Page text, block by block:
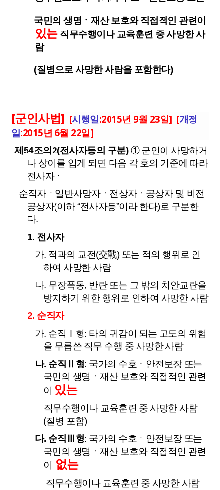
국민의 생명ㆍ재산 보호와 직접적인 관련이
있는직무수행이나 교육훈련 중 사망한 사
람
(질병으로 사망한 사람을 포함한다)
[군인사법] [시행일:2015년 9월 23일] [개정
일:2015년 6월 22일]
제54조의2(전사자등의 구분)① 군인이 사망하거
나 상이를 입게 되면 다음 각 호의 기준에 따라
전사자ㆍ
순직자ㆍ일반사망자ㆍ전상자ㆍ공상자 및 비전
공상자(이하 “전사자등”이라 한다)로 구분한
다.
1. 전사자
가. 적과의 교전(交戰) 또는 적의 행위로 인
하여 사망한 사람
나. 무장폭동, 반란 또는 그 밖의 치안교란을
방지하기 위한 행위로 인하여 사망한 사람
2. 순직자
가. 순직Ⅰ형: 타의 귀감이 되는 고도의 위험
을 무릅쓴 직무 수행 중 사망한 사람
나. 순직Ⅱ형: 국가의 수호ㆍ안전보장 또는
국민의 생명ㆍ재산 보호와 직접적인 관련
이 있는
직무수행이나 교육훈련 중 사망한 사람
(질병 포함)
다. 순직Ⅲ형: 국가의 수호ㆍ안전보장 또는
국민의 생명ㆍ재산 보호와 직접적인 관련
이
없는
직무수행이나 교육훈련 중 사망한 사람